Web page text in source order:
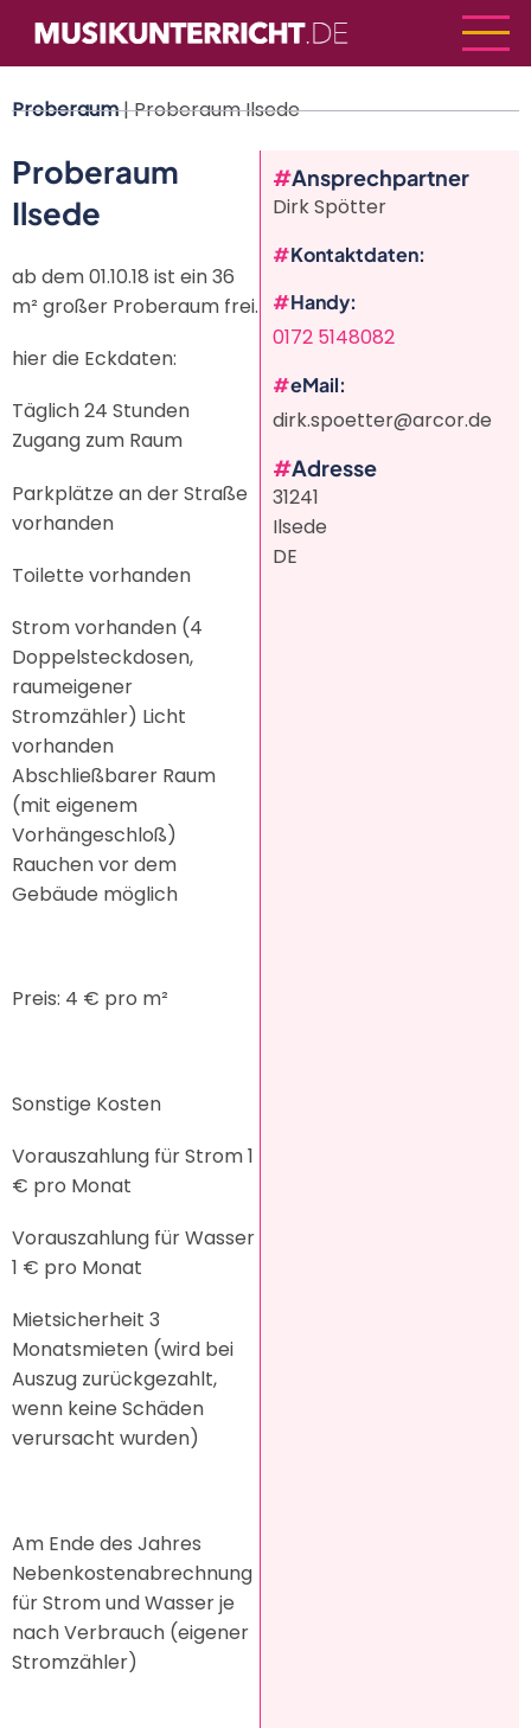
zum
Inhalt
Proberaum| Proberaum Ilsede
Proberaum
Ilsede
ab dem 01.10.18 ist ein 36
m² großer Proberaum frei.
hier die Eckdaten:
Täglich 24 Stunden
Zugang zum Raum
Parkplätze an der Straße
vorhanden
Toilette vorhanden
Strom vorhanden (4
Doppelsteckdosen,
raumeigener
Stromzähler) Licht
vorhanden
Abschließbarer Raum
(mit eigenem
Vorhängeschloß)
Rauchen vor dem
Gebäude möglich
Preis: 4 € pro m²
Sonstige Kosten
Vorauszahlung für Strom 1
€ pro Monat
Vorauszahlung für Wasser
1 € pro Monat
Mietsicherheit 3
Monatsmieten (wird bei
Auszug zurückgezahlt,
wenn keine Schäden
verursacht wurden)
Am Ende des Jahres
Nebenkostenabrechnung
für Strom und Wasser je
nach Verbrauch (eigener
Stromzähler)
Ansprechpartner
Dirk Spötter
Kontaktdaten
Handy
0172 5148082
eMail
dirk.spoetter@arcor.de
Adresse
31241
Ilsede
DE